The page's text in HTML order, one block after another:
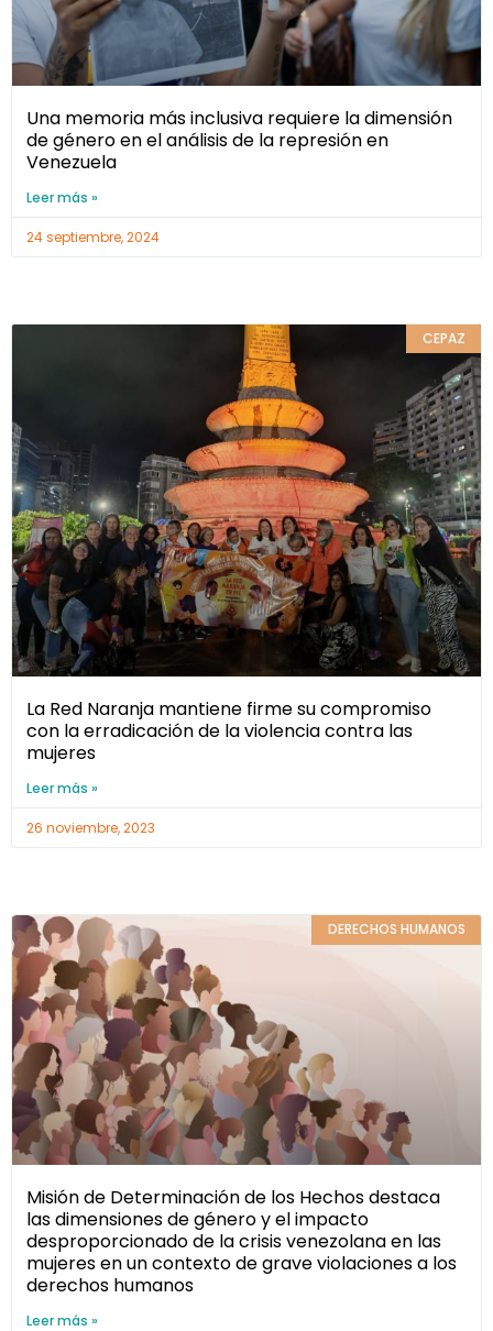
Una memoria más inclusiva requiere la dimensión
de género en el análisis de la represión en
Venezuela
Leer más »
24 septiembre, 2024
CEPAZ
La Red Naranja mantiene firme su compromiso
con la erradicación de la violencia contra las
mujeres
Leer más »
26 noviembre, 2023
DERECHOS HUMANOS
Misión de Determinación de los Hechos destaca
las dimensiones de género y el impacto
desproporcionado de la crisis venezolana en las
mujeres en un contexto de grave violaciones a los
derechos humanos
Leer más »